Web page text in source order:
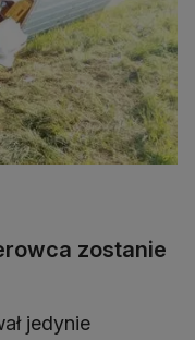
zostanie
jedynie